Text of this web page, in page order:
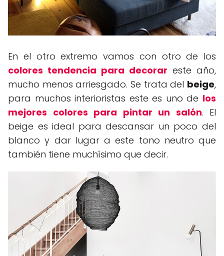
En el otro extremo vamos con otro de los
colores tendencia para decorar este año,
mucho menos arriesgado. Se trata del beige,
para muchos interioristas este es uno de los
mejores colores para pintar un salón. El
beige es ideal para descansar un poco del
blanco y dar lugar a este tono neutro que
también tiene muchísimo que decir.